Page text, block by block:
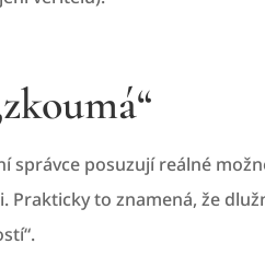
správce posuzují reálné
Prakticky to znamená, že